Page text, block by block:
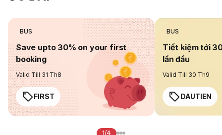
BUS
Save upto 30% on your first
booking
Valid Till 31 Th8
FIRST
BUS
Tiết kiệm tới
lần đầu
Valid Till 30 Th9
DAUTIEN
1/4